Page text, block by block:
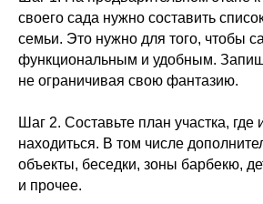
своего сада нужно составить
семьи. Это нужно для того, чтобы
функциональным и удобным.
не ограничивая свою фантазию.
Шаг 2. Составьте план участка, где
находиться. В том числе
объекты, беседки, зоны барбекю,
и прочее.